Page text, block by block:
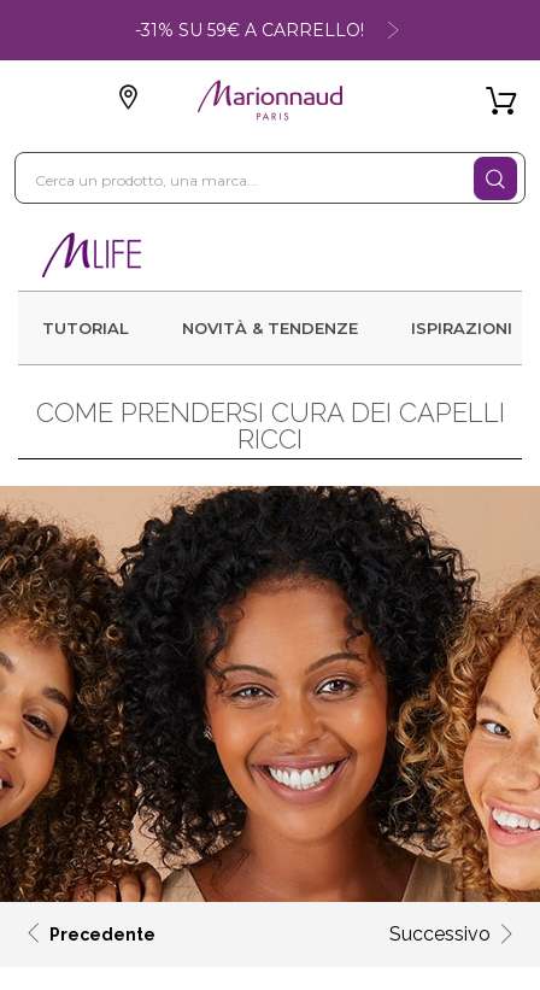
-31% SU 59€ A CARRELLO!
TUTORIAL NOVITÀ & TENDENZE ISPIRAZIONI
COME PRENDERSI CURA DEI CAPELLI
RICCI
Precedente Successivo